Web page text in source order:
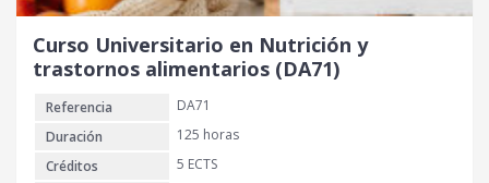
Curso Universitario en Nutrición y
trastornos alimentarios (DA71)
Referencia
DA71
Duración
125 horas
Créditos
5 ECTS